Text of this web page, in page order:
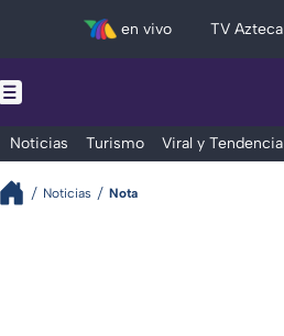
en vivo TV Azteca
Noticias Turismo Viral y Tendencia
Noticias Nota